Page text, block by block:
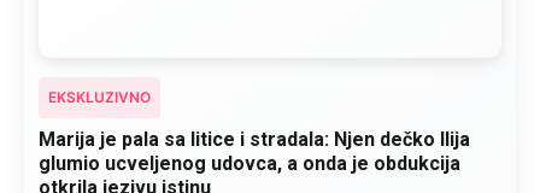
EKSKLUZIVNO
Marija je pala sa litice i stradala: Njen dečko Ilija
glumio ucveljenog udovca, a onda je obdukcija
otkrila jezivu istinu